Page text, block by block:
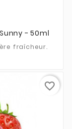
- 50ml
fraîcheur.
favorite_border